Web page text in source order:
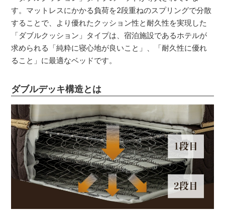
す。マットレスにかかる負荷を2段重ねのスプリングで分散
することで、より優れたクッション性と耐久性を実現した
「ダブルクッション」タイプは、宿泊施設であるホテルが
求められる「純粋に寝心地が良いこと」、「耐久性に優れ
ること」に最適なベッドです。
ダブルデッキ構造とは